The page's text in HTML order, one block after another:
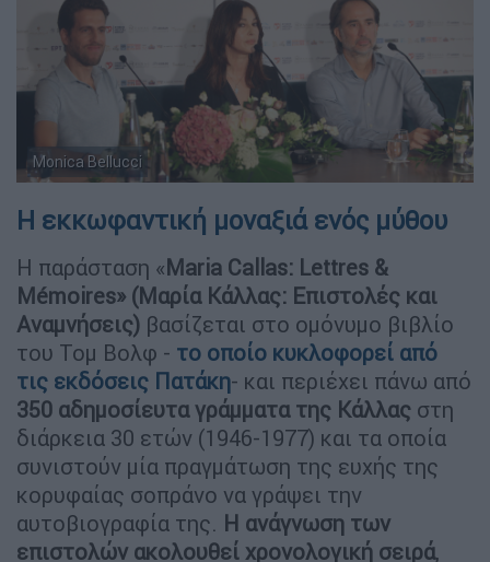
Monica Bellucci
Τομ Βολφ, Μόνικα Μπελούτσι και Γιώργος Λυκιαρδόπουλος
(Copyright: NDP)
Η εκκωφαντική μοναξιά ενός μύθου
Η παράσταση «Maria Callas: Lettres &
Mémoires» (Μαρία Κάλλας: Επιστολές και
Αναμνήσεις) βασίζεται στο ομόνυμο βιβλίο
του Τομ Βολφ - το οποίο κυκλοφορεί από
τις εκδόσεις Πατάκη- και περιέχει πάνω από
350 αδημοσίευτα γράμματα της Κάλλας στη
διάρκεια 30 ετών (1946-1977) και τα οποία
συνιστούν μία πραγμάτωση της ευχής της
κορυφαίας σοπράνο να γράψει την
αυτοβιογραφία της. Η ανάγνωση των
επιστολών ακολουθεί χρονολογική σειρά,